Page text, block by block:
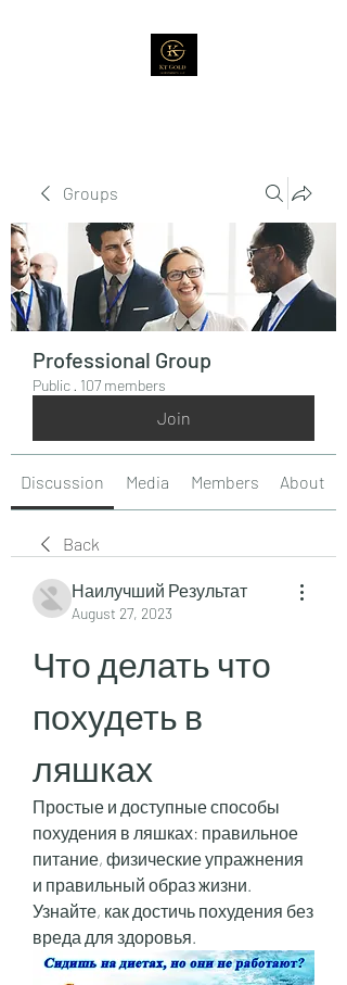
Groups
Professional Group
Public · 107 members
Join
Discussion Media Members About
Back
Наилучший Результат
August 27, 2023
Что делать что
похудеть в
ляшках
Простые и доступные способы
похудения в ляшках: правильное
питание, физические упражнения
и правильный образ жизни.
Узнайте, как достичь похудения без
вреда для здоровья.